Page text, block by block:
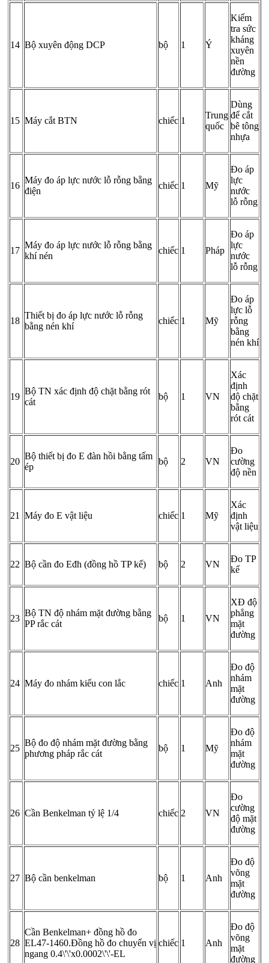
14 Bộ xuyên động DCP bộ 1 Ý
Kiểm
tra sức
kháng
xuyên
nền
đường
15 Máy cắt BTN chiếc 1
Trung
quốc
Dùng
để cắt
bê tông
nhựa
16
Máy đo áp lực nước lỗ rỗng bằng
điện
chiếc 1 Mỹ
Đo áp
lực
nước
lỗ rỗng
17
Máy đo áp lực nước lỗ rỗng bằng
khí nén
chiếc 1 Pháp
Đo áp
lực
nước
lỗ rỗng
18
Thiết bị đo áp lực nước lỗ rỗng
bằng nén khí
chiếc 1 Mỹ
Đo áp
lực lỗ
rỗng
bằng
nén khí
19
Bộ TN xác định độ chặt bằng rót
cát
bộ 1 VN
Xác
định
độ chặt
bằng
rót cát
20
Bộ thiết bị đo E đàn hồi bằng tấm
ép
bộ 2 VN
Đo
cường
độ nền
21 Máy đo E vật liệu chiếc 1 Mỹ
Xác
định
vật liệu
22 Bộ cần đo Eđh (đồng hồ TP kế) bộ 2 VN
Đo TP
kế
23
Bộ TN độ nhám mặt đường bằng
PP rắc cát
bộ 1 VN
XĐ độ
phẳng
mặt
đường
24 Máy đo nhám kiểu con lắc chiếc 1 Anh
Đo độ
nhám
mặt
đường
25
Bộ đo độ nhám mặt đường bằng
phương pháp rắc cát
bộ 1 Mỹ
Đo độ
nhám
mặt
đường
26 Cần Benkelman tỷ lệ 1/4 chiếc 2 VN
Đo
cường
độ mặt
đường
27 Bộ cần benkelman bộ 1 Anh
Đo độ
võng
mặt
đường
28
Cần Benkelman+ đồng hồ đo
EL47-1460.Đồng hồ đo chuyển vị
ngang 0.4\'\'x0.0002\'\'-EL
chiếc 1 Anh
Đo độ
võng
mặt
đường